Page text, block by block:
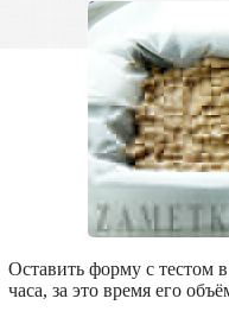
Оставить форму с тестом
часа, за это время его